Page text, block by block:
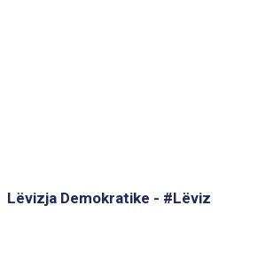
Lëvizja Demokratike - #Lëviz